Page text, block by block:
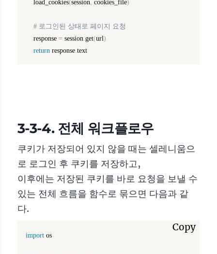
    load_cookies
(session cookies_file)
# 로그인된 상태로 페이지 요청
    response
= session .get(url)
return response .text
3-3-4. 전체 워크플로우
쿠키가 저장되어 있지 않을 때는 셀레니움으
로 로그인 후 쿠키를 저장하고,
이후에는 저장된 쿠키를 바로 요청을 보낼 수
있는 전체 흐름을 함수로 묶으면 다음과 같
다.
import os
Copy